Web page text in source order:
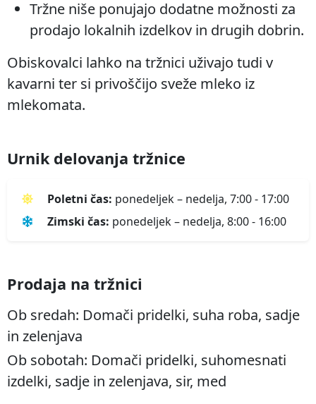
Novice
Ceniki
Tržne niše ponujajo dodatne možnosti za
prodajo lokalnih izdelkov in drugih dobrin.
Obiskovalci lahko na tržnici uživajo tudi v
kavarni ter si privoščijo sveže mleko iz
mlekomata.
Urnik delovanja tržnice
Poletni čas: ponedeljek – nedelja, 7:00 - 17:00
Zimski čas: ponedeljek – nedelja, 8:00 - 16:00
Prodaja na tržnici
Ob sredah: Domači pridelki, suha roba, sadje
in zelenjava
Ob sobotah: Domači pridelki, suhomesnati
izdelki, sadje in zelenjava, sir, med